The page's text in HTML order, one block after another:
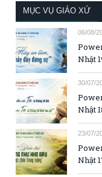
MỤC VỤ GIÁO XỨ
06/08/
Nhật
30/07/
Nhật
23/07/
Nhật